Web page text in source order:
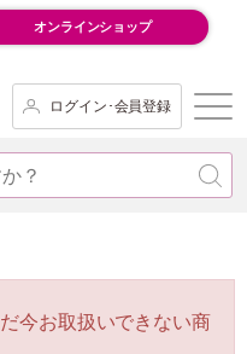
オンラインショップ
ログイン･会員登録
今お取扱いできない商